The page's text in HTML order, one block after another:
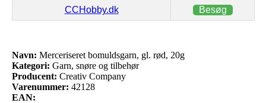
CCHobby.dk Besøg
Navn: Merceriseret bomuldsgarn, gl. rød, 20g
Kategori: Garn, snøre og tilbehør
Producent: Creativ Company
Varenummer: 42128
EAN: